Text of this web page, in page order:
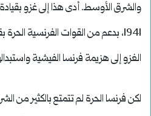
والشرق الأوسط. أدى هذا إلى غزو بقيادة
1941، بدعم من القوات الفرنسية
الغزو إلى هزيمة فرنسا الفيشية
لكن فرنسا الحرة لم تتمتع بالكثير من